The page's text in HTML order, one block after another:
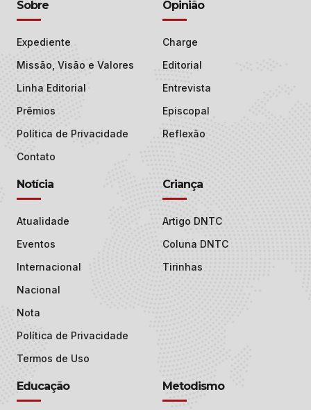
Sobre
Expediente
Missão, Visão e Valores
Linha Editorial
Prêmios
Política de Privacidade
Contato
Opinião
Charge
Editorial
Entrevista
Episcopal
Reflexão
Notícia
Atualidade
Eventos
Internacional
Nacional
Nota
Política de Privacidade
Termos de Uso
Criança
Artigo DNTC
Coluna DNTC
Tirinhas
Educação Metodismo